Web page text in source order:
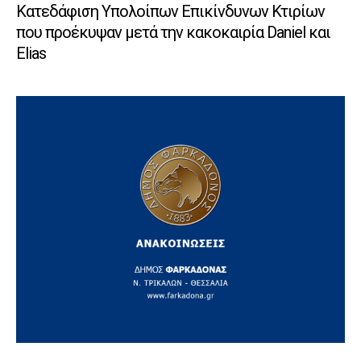
Κατεδάφιση Υπολοίπων Επικίνδυνων Κτιρίων
που προέκυψαν μετά την κακοκαιρία Daniel και
Elias